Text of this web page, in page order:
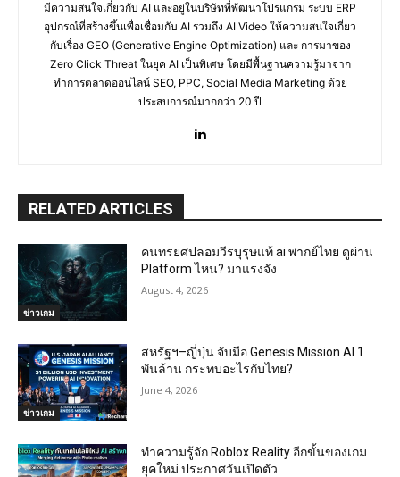
มีความสนใจเกี่ยวกับ AI และอยู่ในบริษัทที่พัฒนาโปรแกรม ระบบ ERP
อุปกรณ์ที่สร้างขึ้นเพื่อเชื่อมกับ AI รวมถึง AI Video ให้ความสนใจเกี่ยว
กับเรื่อง GEO (Generative Engine Optimization) และ การมาของ
Zero Click Threat ในยุค AI เป็นพิเศษ โดยมีพื้นฐานความรู้มาจาก
ทำการตลาดออนไลน์ SEO, PPC, Social Media Marketing ด้วย
ประสบการณ์มากกว่า 20 ปี
RELATED ARTICLES
ข่าวเกม
คนทรยศปลอมวีรบุรุษแท้ ai พากย์ไทย ดูผ่าน
Platform ไหน? มาแรงจัง
August 4, 2026
ข่าวเกม
สหรัฐฯ–ญี่ปุ่น จับมือ Genesis Mission AI 1
พันล้าน กระทบอะไรกับไทย?
June 4, 2026
ทำความรู้จัก Roblox Reality อีกขั้นของเกม
ยุคใหม่ ประกาศวันเปิดตัว